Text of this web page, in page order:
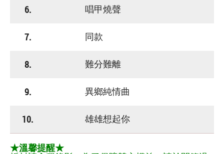
6. 唱甲燒聲
7. 同款
8. 難分難離
9. 異鄉純情曲
10. 雄雄想起你
★溫馨提醒★